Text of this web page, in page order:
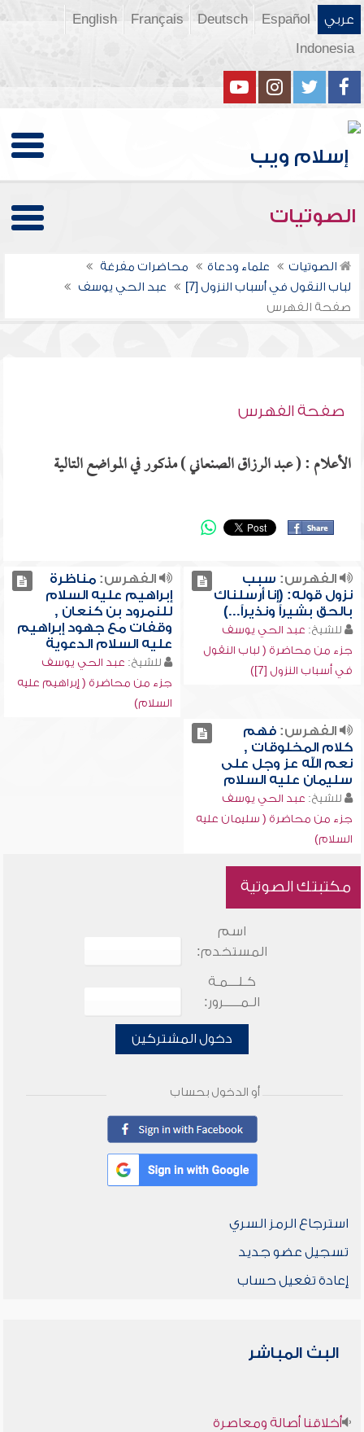
عربي Español
Deutsch
Français
English
Indonesia
الصوتيات
الصوتيات علماء ودعاة
محاضرات مفرغة
لباب النقول في أسباب النزول [7]
عبد الحي يوسف
صفحة الفهرس
صفحة الفهرس
الأعلام : ( عبد الرزاق الصنعاني ) مذكور في المواضع التالية
الفهرس: سبب
نزول قوله: (إنا أرسلناك
بالحق بشيراً ونذيراً...)
للشيخ: عبد الحي يوسف
جزء من محاضرة ( لباب النقول
في أسباب النزول [7])
الفهرس:مناظرة
إبراهيم عليه السلام
للنمرود بن كنعان ,
وقفات مع جهود إبراهيم
عليه السلام الدعوية
للشيخ: عبد الحي يوسف
جزء من محاضرة ( إبراهيم عليه
السلام)
الفهرس:فهم
كلام المخلوقات ,
نعم الله عز وجل على
سليمان عليه السلام
للشيخ: عبد الحي يوسف
جزء من محاضرة ( سليمان عليه
السلام)
مكتبتك الصوتية
اسم
المستخدم:
كـلـــمـة
الـمـــــرور:
دخول المشتركين
أو الدخول بحساب
استرجاع الرمز السري
تسجيل عضو جديد
إعادة تفعيل حساب
البث المباشر
أخلاقنا أصالة ومعاصرة